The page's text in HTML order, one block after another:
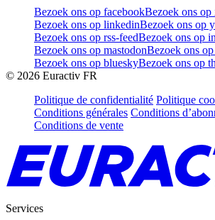
Bezoek ons op facebookBezoek ons op
Bezoek ons op linkedinBezoek ons op
Bezoek ons op rss-feedBezoek ons op
Bezoek ons op mastodonBezoek ons
Bezoek ons op blueskyBezoek ons op
© 2026 Euractiv FR
Politique de confidentialité Politique
Conditions générales Conditions
Conditions de vente
Services